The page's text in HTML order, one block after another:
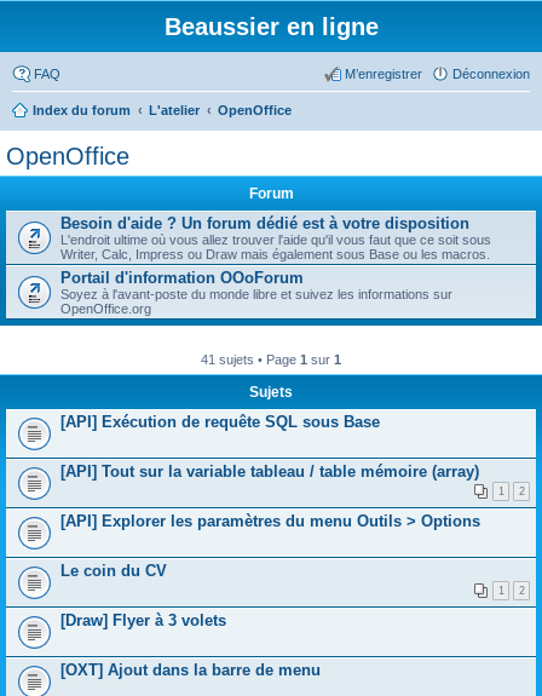
Beaussier en ligne
FAQ Déconnexion
M’enregistrer
Index du forum L'atelier OpenOffice
OpenOffice
Forum
Besoin d'aide ? Un forum dédié est à votre disposition
L'endroit ultime où vous allez trouver l'aide qu'il vous faut que ce soit sous
Writer, Calc, Impress ou Draw mais également sous Base ou les macros.
Portail d'information OOoForum
Soyez à l'avant-poste du monde libre et suivez les informations sur
OpenOffice.org
41 sujets • Page 1 sur 1
Sujets
[API] Exécution de requête SQL sous Base
[API] Tout sur la variable tableau / table mémoire (array)
1 2
[API] Explorer les paramètres du menu Outils > Options
Le coin du CV
1 2
[Draw] Flyer à 3 volets
[OXT] Ajout dans la barre de menu